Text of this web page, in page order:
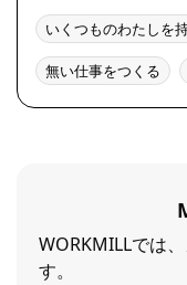
いくつものわたしを
無い仕事をつくる
WORKMILLでは
す。